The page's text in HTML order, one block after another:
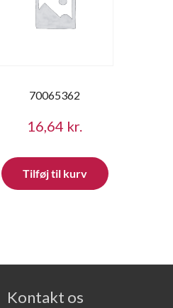
70065362
16,64 kr.
Tilføj til kurv
Kontakt os